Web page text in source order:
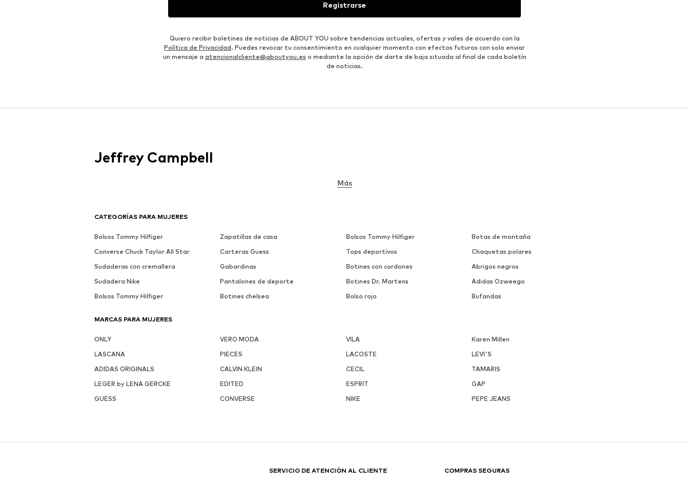
Registrarse
Quiero recibir boletines de noticias de ABOUT YOU sobre tendencias actuales, ofertas y vales de acuerdo con la
Política de Privacidad. Puedes revocar tu consentimiento en cualquier momento con efectos futuros con solo enviar
un mensaje a atencionalcliente@aboutyou.es o mediante la opción de darte de baja situada al final de cada boletín
de noticias.
CATEGORÍAS PARA MUJERES
Bolsos Tommy Hilfiger Zapatillas de casa Bolsos Tommy Hilfiger
Botas de montaña
Converse Chuck Taylor All Star
Carteras Guess Tops deportivos
Chaquetas polares
Sudaderas con cremallera
Gabardinas Botines con cordones
Abrigos negros
Sudadera Nike
Pantalones de deporte Botines Dr. Martens
Adidas Ozweego
Bolsos Tommy Hilfiger
Botines chelsea Bolso rojo Bufandas
MARCAS PARA MUJERES
ONLY VERO MODA VILA
Karen Millen
LASCANA
PIECES LACOSTE
LEVI'S
ADIDAS ORIGINALS
CALVIN KLEIN CECIL
TAMARIS
LEGER by LENA GERCKE
EDITED ESPRIT
GAP
GUESS
CONVERSE NIKE PEPE JEANS
SERVICIO DE ATENCIÓN AL CLIENTE COMPRAS SEGURAS
Jeffrey Campbell
Más